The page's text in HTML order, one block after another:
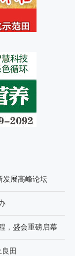
发展高峰论坛
，盛会重磅启幕
田